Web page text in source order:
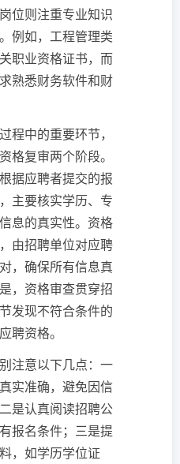
位则注重专业知识
例如，工程管理类
职业资格证书，而
熟悉财务软件和财
程中的重要环节，
格复审两个阶段。
据应聘者提交的报
主要核实学历、专
息的真实性。资格
由招聘单位对应聘
，确保所有信息真
，资格审查贯穿招
发现不符合条件的
聘资格。
注意以下几点：一
实准确，避免因信
是认真阅读招聘公
报名条件；三是提
，如学历学位证